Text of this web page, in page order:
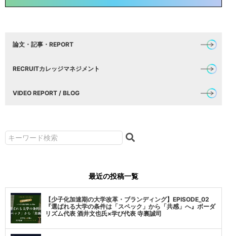
論文・記事・REPORT
RECRUITカレッジマネジメント
VIDEO REPORT / BLOG
最近の投稿一覧
【少子化加速期の大学改革・ブランディング】EPISODE_02
『選ばれる大学の条件は「スペック」から「共感」へ』ボーダ
リズム代表 酒井文也氏×学び代表 寺裏誠司